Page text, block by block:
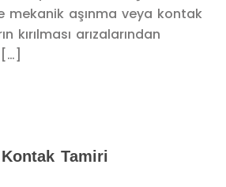
mekanik aşınma veya kontak
kırılması arızalarından
Tamiri